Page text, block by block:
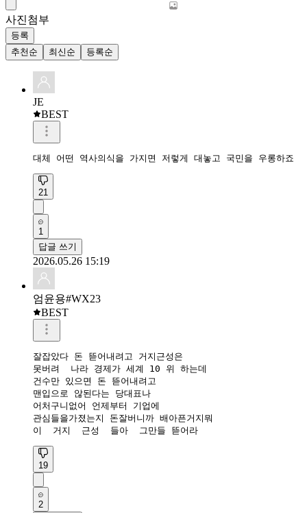
사진첨부
등록
추천순
최신순 등록순
JE
BEST
대체 어떤 역사의식을 가지면 저렇게 대놓고 국민을 우롱하죠
21
1
답글 쓰기
2026.05.26 15:19
엄윤용#WX23
BEST
잘잡았다 돈 뜯어내려고 거지근성은
못버려  나라 경제가 세계 10 위 하는데
건수만 있으면 돈 뜯어내려고
맨입으로 않된다는 당대표나
어처구니없어 언제부터 기업에
관심들을가졌는지 돈잘버니까 배아픈거지뭐
이  거지  근성  들아  그만들 뜯어라
19
2